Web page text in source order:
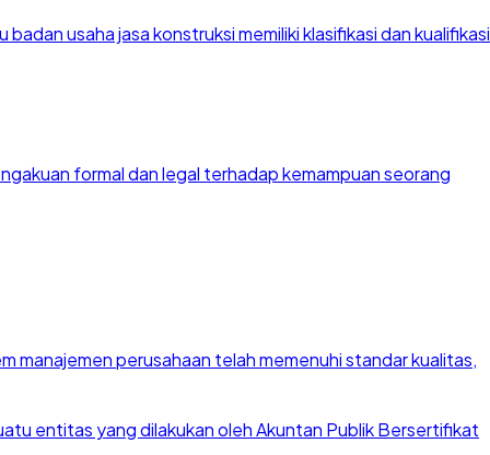
usaha jasa konstruksi memiliki klasifikasi dan kualifikasi
formal dan legal terhadap kemampuan seorang
perusahaan telah memenuhi standar kualitas,
entitas yang dilakukan oleh Akuntan Publik Bersertifikat